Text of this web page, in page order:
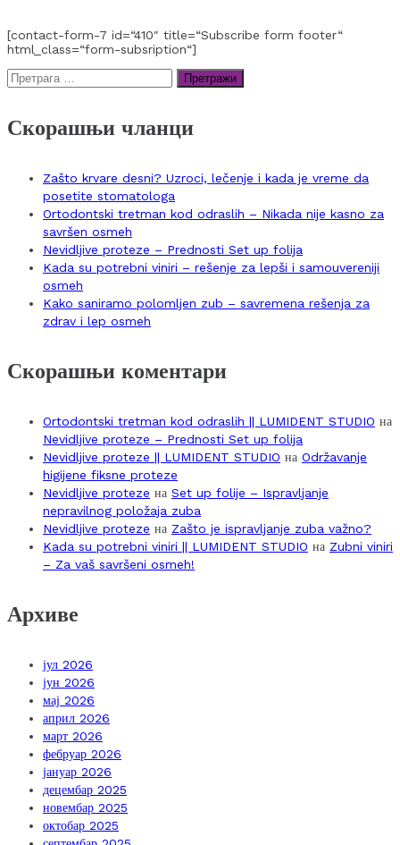
[contact-form-7 id=“410″ title=“Subscribe form footer“
html_class=“form-subsription“]
Претрага
за:
Скорашњи чланци
Zašto krvare desni? Uzroci, lečenje i kada je vreme da
posetite stomatologa
Ortodontski tretman kod odraslih – Nikada nije kasno za
savršen osmeh
Nevidljive proteze – Prednosti Set up folija
Kada su potrebni viniri – rešenje za lepši i samouvereniji
osmeh
Kako saniramo polomljen zub – savremena rešenja za
zdrav i lep osmeh
Скорашњи коментари
Ortodontski tretman kod odraslih || LUMIDENT STUDIO на
Nevidljive proteze – Prednosti Set up folija
Nevidljive proteze || LUMIDENT STUDIO на Održavanje
higijene fiksne proteze
Nevidljive proteze на Set up folije – Ispravljanje
nepravilnog položaja zuba
Nevidljive proteze на Zašto je ispravljanje zuba važno?
Kada su potrebni viniri || LUMIDENT STUDIO на Zubni viniri
– Za vaš savršeni osmeh!
Архиве
јул 2026
јун 2026
мај 2026
април 2026
март 2026
фебруар 2026
јануар 2026
децембар 2025
новембар 2025
октобар 2025